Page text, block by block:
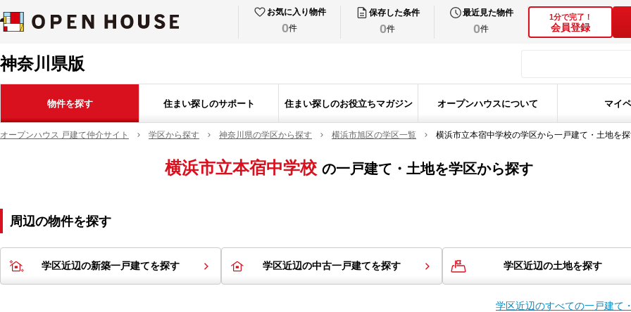
お気に入り物件
0件
保存した条件
0件
最近見た物件
0件
1分で完了！
会員登録
神奈川県版
物件を探す 住まい探しのサポート 住まい探しのお役立ちマガジン オープンハウスについて マイ
オープンハウス 戸建て仲介サイト 学区から探す 神奈川県の学区から探す 横浜市旭区の学区一覧 横浜市立本宿中学校の学区から一戸建て・土地を
横浜市立本宿中学校 の一戸建て・土地を学区から探す
周辺の物件を探す
学区近辺の新築一戸建てを探す 学区近辺の中古一戸建てを探す 学区近辺の土地を探す
学区近辺のすべての一戸建て